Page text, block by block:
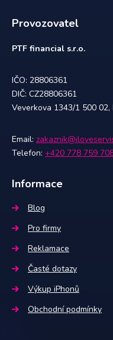
Provozovatel
PTF financial s.r.o.
IČO: 28806361
DIČ: CZ28806361
Veverkova 1343/1 500 02,
Email:
Telefon: +420 778 759
Informace
Blog
Pro firmy
Reklamace
Časté dotazy
Výkup iPhonů
Obchodní podmínky